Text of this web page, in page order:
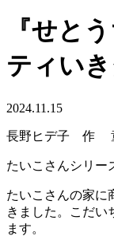
『せと
ティいき
2024.11.15
長野ヒデ子 作
たいこさんシリー
たいこさんの家に
きました。こだい
ます。